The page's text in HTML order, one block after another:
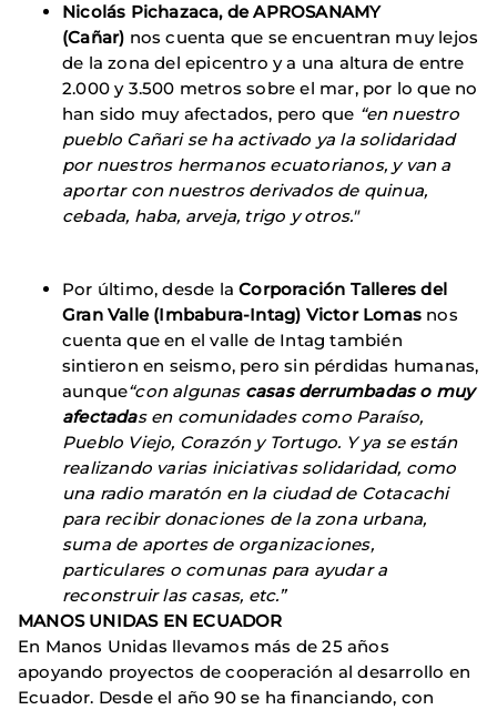
Nicolás Pichazaca, de APROSANAMY
(Cañar) nos cuenta que se encuentran muy lejos
de la zona del epicentro y a una altura de entre
2.000 y 3.500 metros sobre el mar, por lo que no
han sido muy afectados, pero que “en nuestro
pueblo Cañari se ha activado ya la solidaridad
por nuestros hermanos ecuatorianos, y van a
aportar con nuestros derivados de quinua,
cebada, haba, arveja, trigo y otros."
Por último, desde laCorporación Talleres del
Gran Valle (Imbabura-Intag) Victor Lomas nos
cuenta que en el valle de Intag también
sintieron en seismo, pero sin pérdidas humanas,
aunque“con algunas casas derrumbadas o muy
afectadas en comunidades como Paraíso,
Pueblo Viejo, Corazón y Tortugo. Y ya se están
realizando varias iniciativas solidaridad, como
una radio maratón en la ciudad de Cotacachi
para recibir donaciones de la zona urbana,
suma de aportes de organizaciones,
particulares o comunas para ayudar a
reconstruir las casas, etc.”
MANOS UNIDAS EN ECUADOR
En Manos Unidas llevamos más de 25 años
apoyando proyectos de cooperación al desarrollo en
Ecuador. Desde el año 90 se ha financiando, con